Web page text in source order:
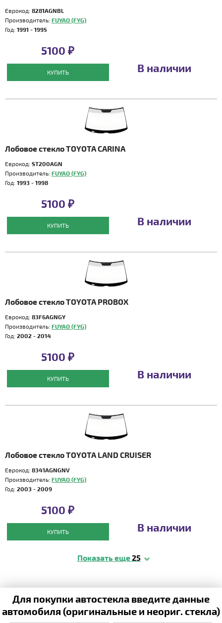
Еврокод: 8281AGNBL
Производитель: FUYAO (FYG)
Год: 1991 - 1995
5100 ₽
КУПИТЬ В наличии
Лобовое стекло TOYOTA CARINA
Еврокод: ST200AGN
Производитель: FUYAO (FYG)
Год: 1993 - 1998
5100 ₽
КУПИТЬ В наличии
Лобовое стекло TOYOTA PROBOX
Еврокод: 83F6AGNGY
Производитель: FUYAO (FYG)
Год: 2002 - 2014
5100 ₽
КУПИТЬ В наличии
Лобовое стекло TOYOTA LAND CRUISER
Еврокод: 8341AGNGNV
Производитель: FUYAO (FYG)
Год: 2003 - 2009
5100 ₽
КУПИТЬ В наличии
Показать еще25
Для покупки автостекла введите данные
автомобиля (оригинальные и неориг. стекла)